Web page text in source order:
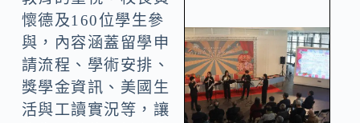
懷德及160位學生參
與，內容涵蓋留學申
請流程、學術安排、
獎學金資訊、美國生
活與工讀實況等，讓